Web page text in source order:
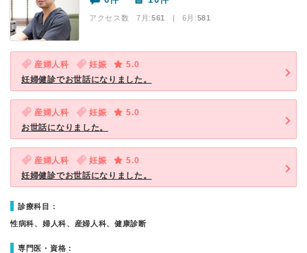
アクセス数 7月:561 | 6月:581
産婦人科 妊娠
5.0
妊婦健診でお世話になりました。
産婦人科 妊娠
5.0
お世話になりました。
産婦人科 妊娠
5.0
妊婦健診でお世話になりました。
診療科目：
性病科、婦人科、産婦人科、健康診断
専門医・資格：